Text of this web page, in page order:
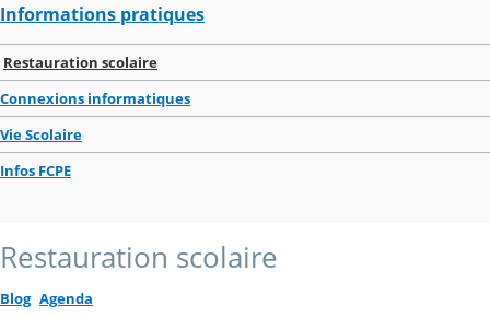
Informations pratiques
Restauration scolaire
Connexions informatiques
Vie Scolaire
Infos FCPE
Restauration scolaire
Blog Agenda